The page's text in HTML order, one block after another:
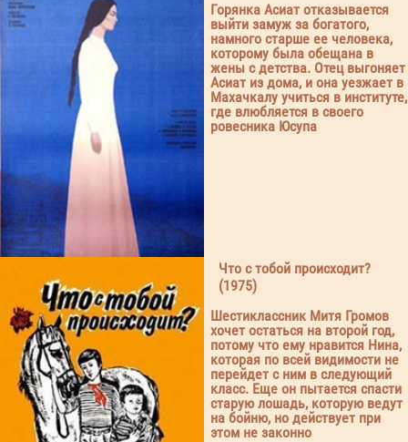
Горянка Асиат отказывается
выйти замуж за богатого,
намного старше ее человека,
которому была обещана в
жены с детства. Отец выгоняет
Асиат из дома, и она уезжает в
Махачкалу учиться в институте,
где влюбляется в своего
ровесника Юсупа
Что с тобой происходит?
(1975)
Шестиклассник Митя Громов
хочет остаться на второй год,
потому что ему нравится Нина,
которая по всей видимости не
перейдет с ним в следующий
класс. Еще он пытается спасти
старую лошадь, которую ведут
на бойню, но действует при
этом не законно